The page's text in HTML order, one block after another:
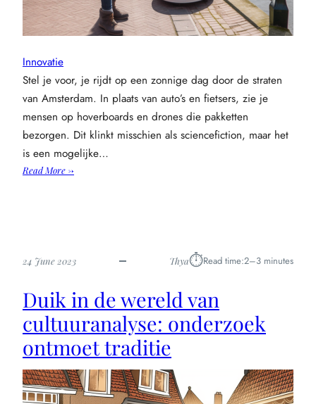
Innovatie
Stel je voor, je rijdt op een zonnige dag door de straten
van Amsterdam. In plaats van auto’s en fietsers, zie je
mensen op hoverboards en drones die pakketten
bezorgen. Dit klinkt misschien als sciencefiction, maar het
is een mogelijke…
Read More →:
innovatie
24 June 2023 Thya⏱︎Read time:2–3 minutes
Duik in de wereld van
cultuuranalyse: onderzoek
ontmoet traditie